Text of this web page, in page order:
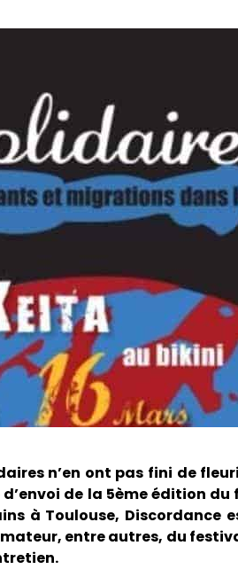
n’en ont pas fini de
de la 5ème édition
à Toulouse, Discordance
entre autres, du